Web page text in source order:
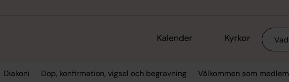
Kalender Kyrkor Sök
Diakoni Dop, konfirmation, vigsel och begravning Välkommen som medlem